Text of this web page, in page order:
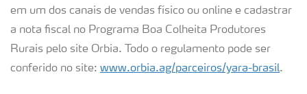
em um dos canais de vendas físico ou online e cadastrar
a nota fiscal no Programa Boa Colheita Produtores
Rurais pelo site Orbia. Todo o regulamento pode ser
conferido no site: www.orbia.ag/parceiros/yara-brasil.